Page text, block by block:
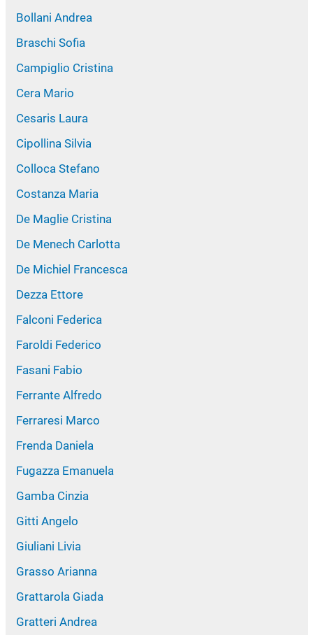
Bollani Andrea
Braschi Sofia
Campiglio Cristina
Cera Mario
Cesaris Laura
Cipollina Silvia
Colloca Stefano
Costanza Maria
De Maglie Cristina
De Menech Carlotta
De Michiel Francesca
Dezza Ettore
Falconi Federica
Faroldi Federico
Fasani Fabio
Ferrante Alfredo
Ferraresi Marco
Frenda Daniela
Fugazza Emanuela
Gamba Cinzia
Gitti Angelo
Giuliani Livia
Grasso Arianna
Grattarola Giada
Gratteri Andrea